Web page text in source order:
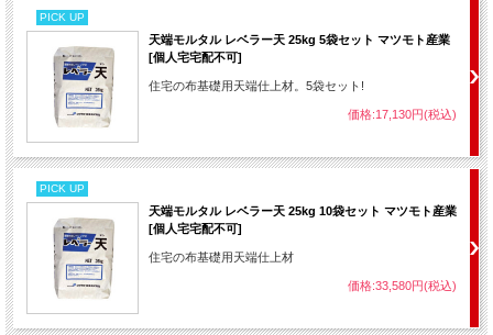
PICK UP
天端モルタル レベラー天 25kg 5袋セット マツモト産業
[個人宅宅配不可]
住宅の布基礎用天端仕上材。5袋セット!
価格:17,130円(税込)
PICK UP
天端モルタル レベラー天 25kg 10袋セット マツモト産業
[個人宅宅配不可]
住宅の布基礎用天端仕上材
価格:33,580円(税込)